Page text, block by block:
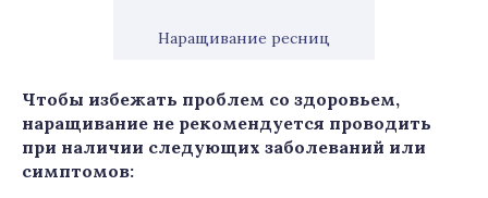
Наращивание ресниц
Чтобы избежать проблем со здоровьем,
наращивание не рекомендуется проводить
при наличии следующих заболеваний или
симптомов: